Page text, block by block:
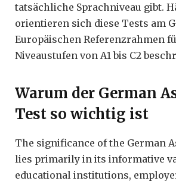
tatsächliche Sprachniveau gibt.
orientieren sich diese Tests am
Europäischen Referenzrahmen
Niveaustufen von A1 bis C2
Warum der German
Test so wichtig ist
The significance of the German
lies primarily in its informative
educational institutions,